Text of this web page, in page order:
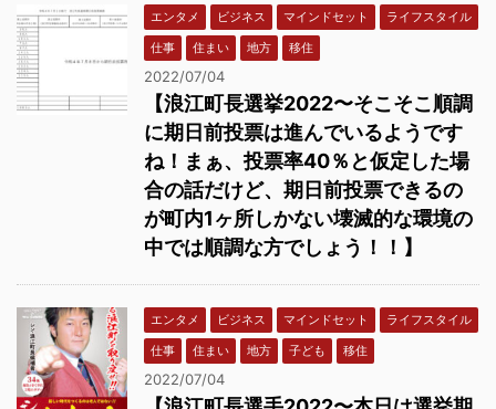
エンタメ ビジネス マインドセット
ライフスタイル
仕事
住まい 地方 移住
2022/07/04
【浪江町長選挙2022〜そこそこ順調
に期日前投票は進んでいるようです
ね！まぁ、投票率40％と仮定した場
合の話だけど、期日前投票できるの
が町内1ヶ所しかない壊滅的な環境の
中では順調な方でしょう！！】
エンタメ ビジネス マインドセット
ライフスタイル
仕事
住まい 地方 子ども 移住
2022/07/04